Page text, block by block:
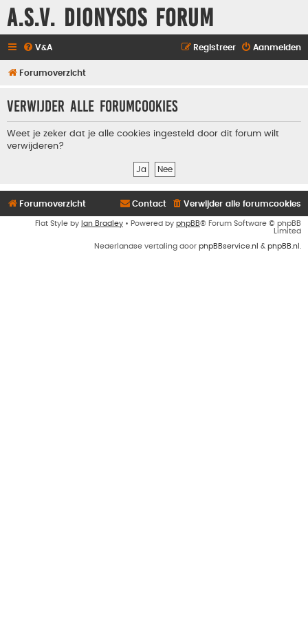
A.S.V. Dionysos Forum
V&A Aanmelden
Registreer
Forumoverzicht
Verwijder alle forumcookies
Weet je zeker dat je alle cookies ingesteld door dit forum wilt
verwijderen?
Forumoverzicht Verwijder alle forumcookies
Contact
Flat Style by Ian Bradley • Powered by phpBB® Forum Software © phpBB
Limited
Nederlandse vertaling door phpBBservice.nl & phpBB.nl